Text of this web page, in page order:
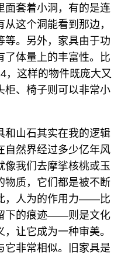
面套着小洞，有的是连
这个洞能看到那边，
等。另外，家具由于功
了体量上的丰富性。比
，这样的物件既庞大又
柜、椅子则可以非常小
和山石其实在我的逻辑
自然界经过多少亿年风
像我们去摩挲核桃或玉
物质，它们都是被不断
，人为的作用力——比
下的痕迹——则是文化
让它成为一种审美。
它非常相似。旧家具是